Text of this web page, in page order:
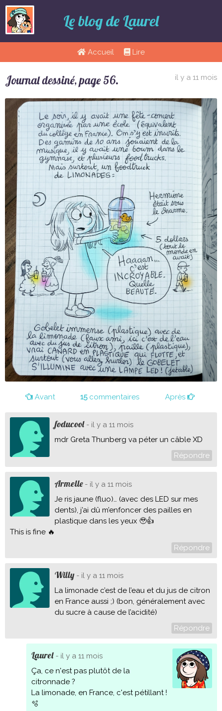
Le blog de Laurel
Accueil Lire
Journal dessiné, page 56. il y a 11 mois
Avant 15commentaires Après
foducool- il y a 11 mois
mdr Greta Thunberg va péter un câble XD
Répondre
Armelle- il y a 11 mois
Je ris jaune (fluo)… (avec des LED sur mes
dents), j’ai dû m’enfoncer des pailles en
plastique dans les yeux 🥹👍
This is fine 🔥
Répondre
Willy - il y a 11 mois
La limonade c’est de l’eau et du jus de citron
en France aussi ;) (bon, généralement avec
du sucre à cause de l’acidité)
Répondre
Laurel- il y a 11 mois
Ça, ce n'est pas plutôt de la
citronnade ?
La limonade, en France, c'est pétillant !
🫧